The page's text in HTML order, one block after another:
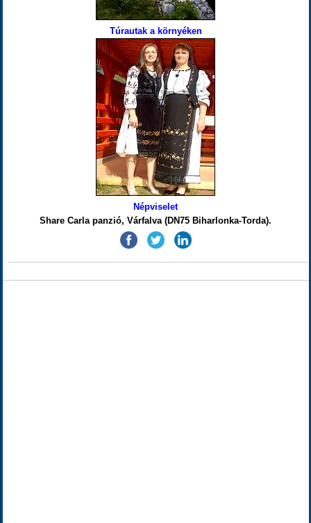
Túrautak a környéken
Népviselet
Share Carla panzió, Várfalva (DN75 Biharlonka-Torda).